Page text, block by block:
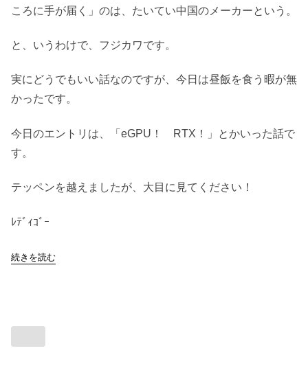
ころに手が届く」のは、たいてい中国のメーカーという。
と、いうわけで、フジカワです。
実にどうでもいい話なのですが、今日は昼飯を食う暇が無
かったです。
今日のエントリは、「eGPU！ RTX！」とかいった話で
す。
テッペンを越えましたが、大目に見てください！
ﾚﾃﾞｨｺﾞｰ
続きを読む